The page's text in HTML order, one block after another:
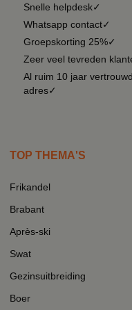
Snelle helpdesk✓
Whatsapp contact✓
Groepskorting 25%✓
Zeer veel tevreden
Al ruim 10 jaar vertrouwd
adres✓
TOP THEMA'S
Frikandel
Brabant
Après-ski
Swat
Gezinsuitbreiding
Boer